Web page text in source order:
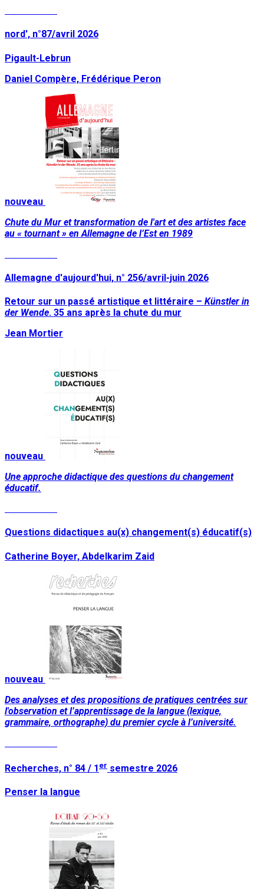
nord', n°87/avril 2026
Pigault-Lebrun
Daniel Compère, Frédérique Peron
nouveau
Chute du Mur et transformation de l'art et des artistes face
au « tournant » en Allemagne de l’Est en 1989
Allemagne d'aujourd'hui, n° 256/avril-juin 2026
Retour sur un passé artistique et littéraire – Künstler in
der Wende. 35 ans après la chute du mur
Jean Mortier
nouveau
Une approche didactique des questions du changement
éducatif.
Questions didactiques au(x) changement(s) éducatif(s)
Catherine Boyer, Abdelkarim Zaid
nouveau
Des analyses et des propositions de pratiques centrées sur
l'observation et l’apprentissage de la langue (lexique,
grammaire, orthographe) du premier cycle à l’université.
Recherches, n° 84 / 1 er semestre 2026
Penser la langue